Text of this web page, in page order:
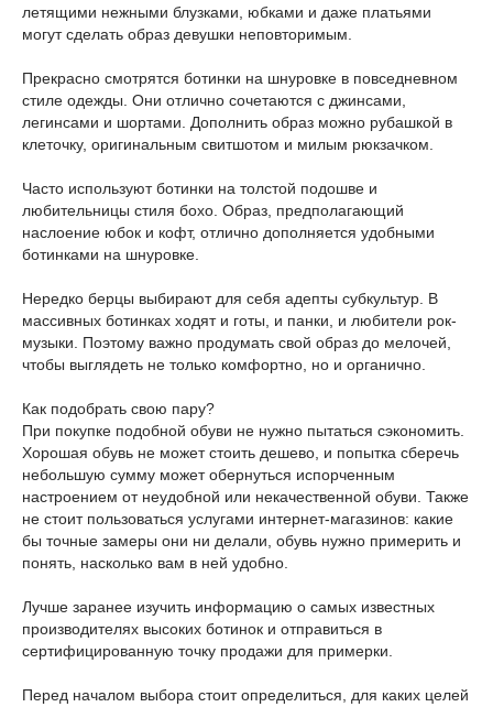
летящими нежными блузками, юбками и даже платьями
могут сделать образ девушки неповторимым.
Прекрасно смотрятся ботинки на шнуровке в повседневном
стиле одежды. Они отлично сочетаются с джинсами,
легинсами и шортами. Дополнить образ можно рубашкой в
клеточку, оригинальным свитшотом и милым рюкзачком.
Часто используют ботинки на толстой подошве и
любительницы стиля бохо. Образ, предполагающий
наслоение юбок и кофт, отлично дополняется удобными
ботинками на шнуровке.
Нередко берцы выбирают для себя адепты субкультур. В
массивных ботинках ходят и готы, и панки, и любители рок-
музыки. Поэтому важно продумать свой образ до мелочей,
чтобы выглядеть не только комфортно, но и органично.
Как подобрать свою пару?
При покупке подобной обуви не нужно пытаться сэкономить.
Хорошая обувь не может стоить дешево, и попытка сберечь
небольшую сумму может обернуться испорченным
настроением от неудобной или некачественной обуви. Также
не стоит пользоваться услугами интернет-магазинов: какие
бы точные замеры они ни делали, обувь нужно примерить и
понять, насколько вам в ней удобно.
Лучше заранее изучить информацию о самых известных
производителях высоких ботинок и отправиться в
сертифицированную точку продажи для примерки.
Перед началом выбора стоит определиться, для каких целей